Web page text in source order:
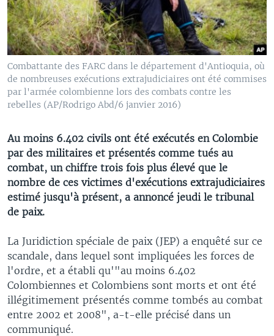
Combattante des FARC dans le département d'Antioquia, où
de nombreuses exécutions extrajudiciaires ont été commises
par l'armée colombienne lors des combats contre les
rebelles (AP/Rodrigo Abd/6 janvier 2016)
Au moins 6.402 civils ont été exécutés en Colombie
par des militaires et présentés comme tués au
combat, un chiffre trois fois plus élevé que le
nombre de ces victimes d'exécutions extrajudiciaires
estimé jusqu'à présent, a annoncé jeudi le tribunal
de paix.
La Juridiction spéciale de paix (JEP) a enquêté sur ce
scandale, dans lequel sont impliquées les forces de
l'ordre, et a établi qu'"au moins 6.402
Colombiennes et Colombiens sont morts et ont été
illégitimement présentés comme tombés au combat
entre 2002 et 2008", a-t-elle précisé dans un
communiqué.